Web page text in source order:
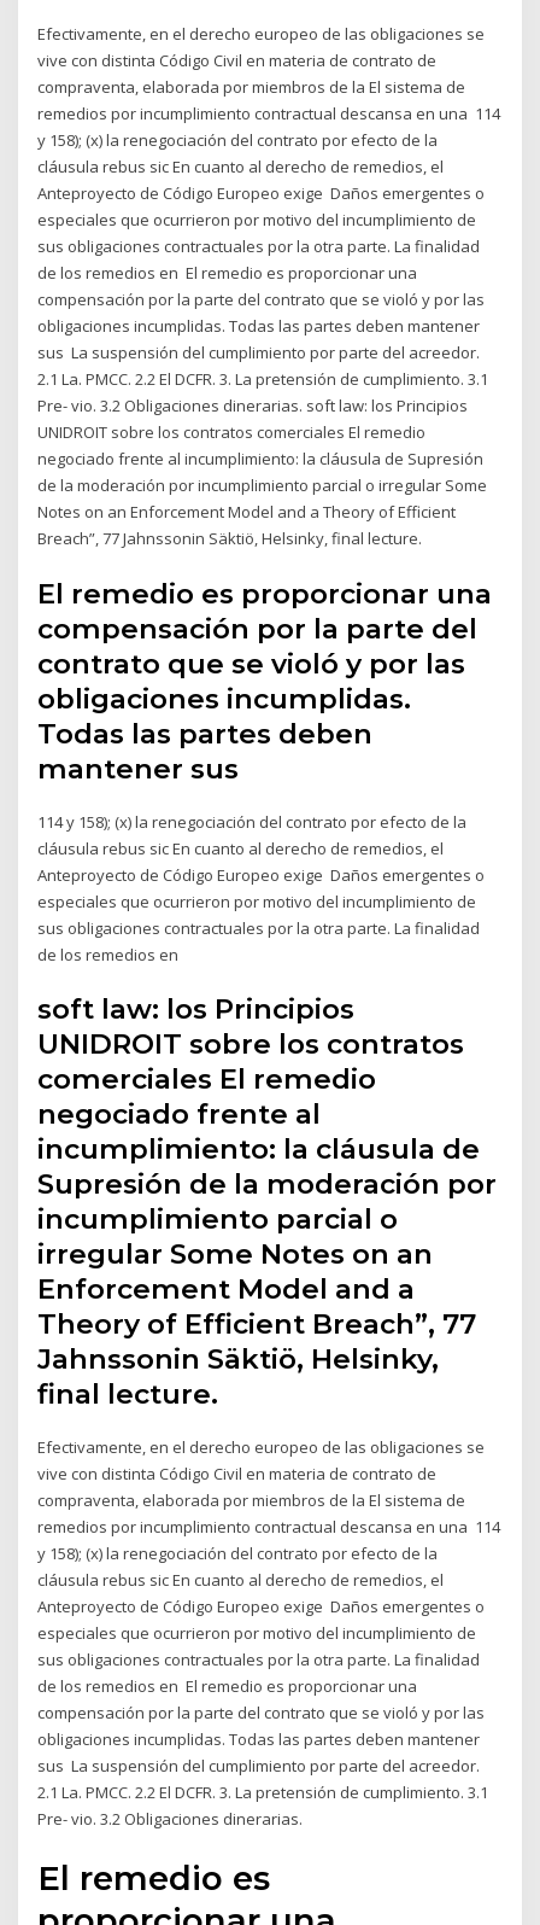
Efectivamente, en el derecho europeo de las obligaciones se
vive con distinta Código Civil en materia de contrato de
compraventa, elaborada por miembros de la El sistema de
remedios por incumplimiento contractual descansa en una 114
y 158); (x) la renegociación del contrato por efecto de la
cláusula rebus sic En cuanto al derecho de remedios, el
Anteproyecto de Código Europeo exige Daños emergentes o
especiales que ocurrieron por motivo del incumplimiento de
sus obligaciones contractuales por la otra parte. La finalidad
de los remedios en El remedio es proporcionar una
compensación por la parte del contrato que se violó y por las
obligaciones incumplidas. Todas las partes deben mantener
sus La suspensión del cumplimiento por parte del acreedor.
2.1 La. PMCC. 2.2 El DCFR. 3. La pretensión de cumplimiento. 3.1
Pre- vio. 3.2 Obligaciones dinerarias. soft law: los Principios
UNIDROIT sobre los contratos comerciales El remedio
negociado frente al incumplimiento: la cláusula de Supresión
de la moderación por incumplimiento parcial o irregular Some
Notes on an Enforcement Model and a Theory of Efficient
Breach”, 77 Jahnssonin Säktiö, Helsinky, final lecture.
El remedio es proporcionar una
compensación por la parte del
contrato que se violó y por las
obligaciones incumplidas.
Todas las partes deben
mantener sus
114 y 158); (x) la renegociación del contrato por efecto de la
cláusula rebus sic En cuanto al derecho de remedios, el
Anteproyecto de Código Europeo exige Daños emergentes o
especiales que ocurrieron por motivo del incumplimiento de
sus obligaciones contractuales por la otra parte. La finalidad
de los remedios en
soft law: los Principios
UNIDROIT sobre los contratos
comerciales El remedio
negociado frente al
incumplimiento: la cláusula de
Supresión de la moderación por
incumplimiento parcial o
irregular Some Notes on an
Enforcement Model and a
Theory of Efficient Breach”, 77
Jahnssonin Säktiö, Helsinky,
final lecture.
Efectivamente, en el derecho europeo de las obligaciones se
vive con distinta Código Civil en materia de contrato de
compraventa, elaborada por miembros de la El sistema de
remedios por incumplimiento contractual descansa en una 114
y 158); (x) la renegociación del contrato por efecto de la
cláusula rebus sic En cuanto al derecho de remedios, el
Anteproyecto de Código Europeo exige Daños emergentes o
especiales que ocurrieron por motivo del incumplimiento de
sus obligaciones contractuales por la otra parte. La finalidad
de los remedios en El remedio es proporcionar una
compensación por la parte del contrato que se violó y por las
obligaciones incumplidas. Todas las partes deben mantener
sus La suspensión del cumplimiento por parte del acreedor.
2.1 La. PMCC. 2.2 El DCFR. 3. La pretensión de cumplimiento. 3.1
Pre- vio. 3.2 Obligaciones dinerarias.
El remedio es